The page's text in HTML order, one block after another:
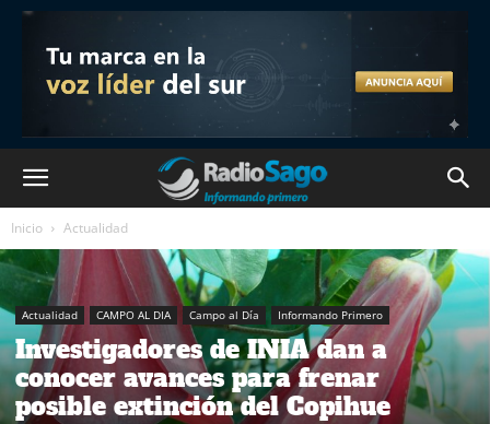
Inicio Actualidad
Actualidad CAMPO AL DIA Campo al Día Informando Primero
Investigadores de INIA dan a
conocer avances para frenar
posible extinción del Copihue